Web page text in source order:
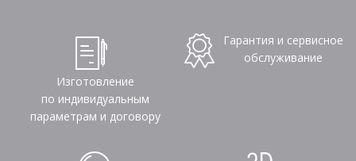
Изготовление
по индивидуальным
параметрам и договору
Гарантия и сервисное
обслуживание